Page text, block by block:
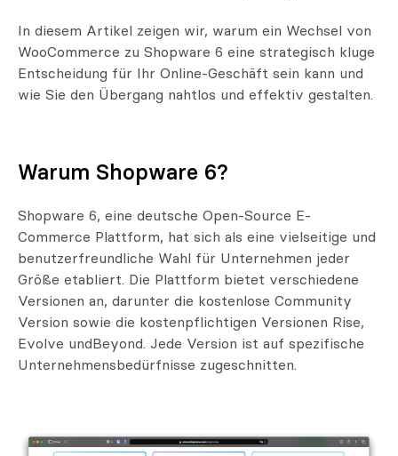
In diesem Artikel zeigen wir, warum ein Wechsel von
WooCommerce zu Shopware 6 eine strategisch kluge
Entscheidung für Ihr Online-Geschäft sein kann und
wie Sie den Übergang nahtlos und effektiv gestalten.
Warum Shopware 6?
Shopware 6, eine deutsche Open-Source E-
Commerce Plattform, hat sich als eine vielseitige und
benutzerfreundliche Wahl für Unternehmen jeder
Größe etabliert. Die Plattform bietet verschiedene
Versionen an, darunter die kostenlose Community
Version sowie die kostenpflichtigen Versionen Rise,
Evolve undBeyond. Jede Version ist auf spezifische
Unternehmensbedürfnisse zugeschnitten.